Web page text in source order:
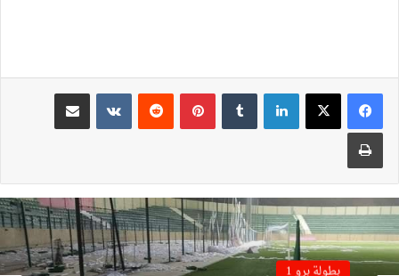
لينكدإن بينتيريست
مشاركة عبر البريد
طباعة